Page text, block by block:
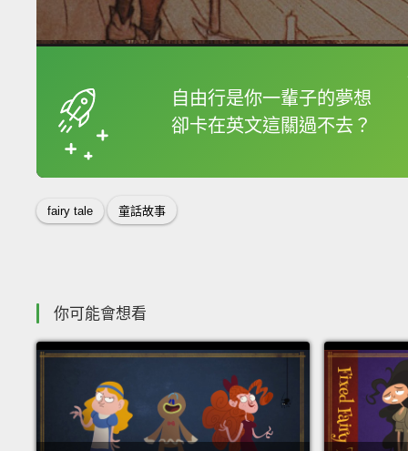
自由行是你一輩子的夢想
卻卡在英文這關過不去？
框選或點兩下字幕可
fairy tale 童話故事
你可能會想看